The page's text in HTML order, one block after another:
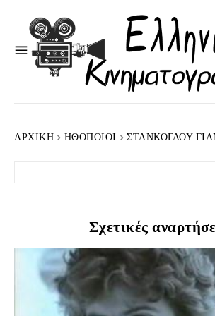
ΑΡΧΙΚΉ HΘΟΠΟΙΟΊ ΣΤΆΝΚΟΓΛΟΥ
Σχετικές